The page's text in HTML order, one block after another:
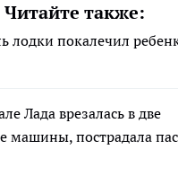
Читайте также:
лодки покалечил
Лада врезалась в две
машины, пострадала